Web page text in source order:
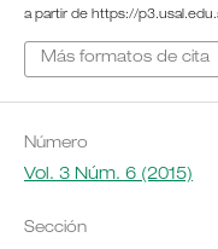
a partir de https://
Más formatos de cita
Número
Vol. 3 Núm. 6 (2015)
Sección